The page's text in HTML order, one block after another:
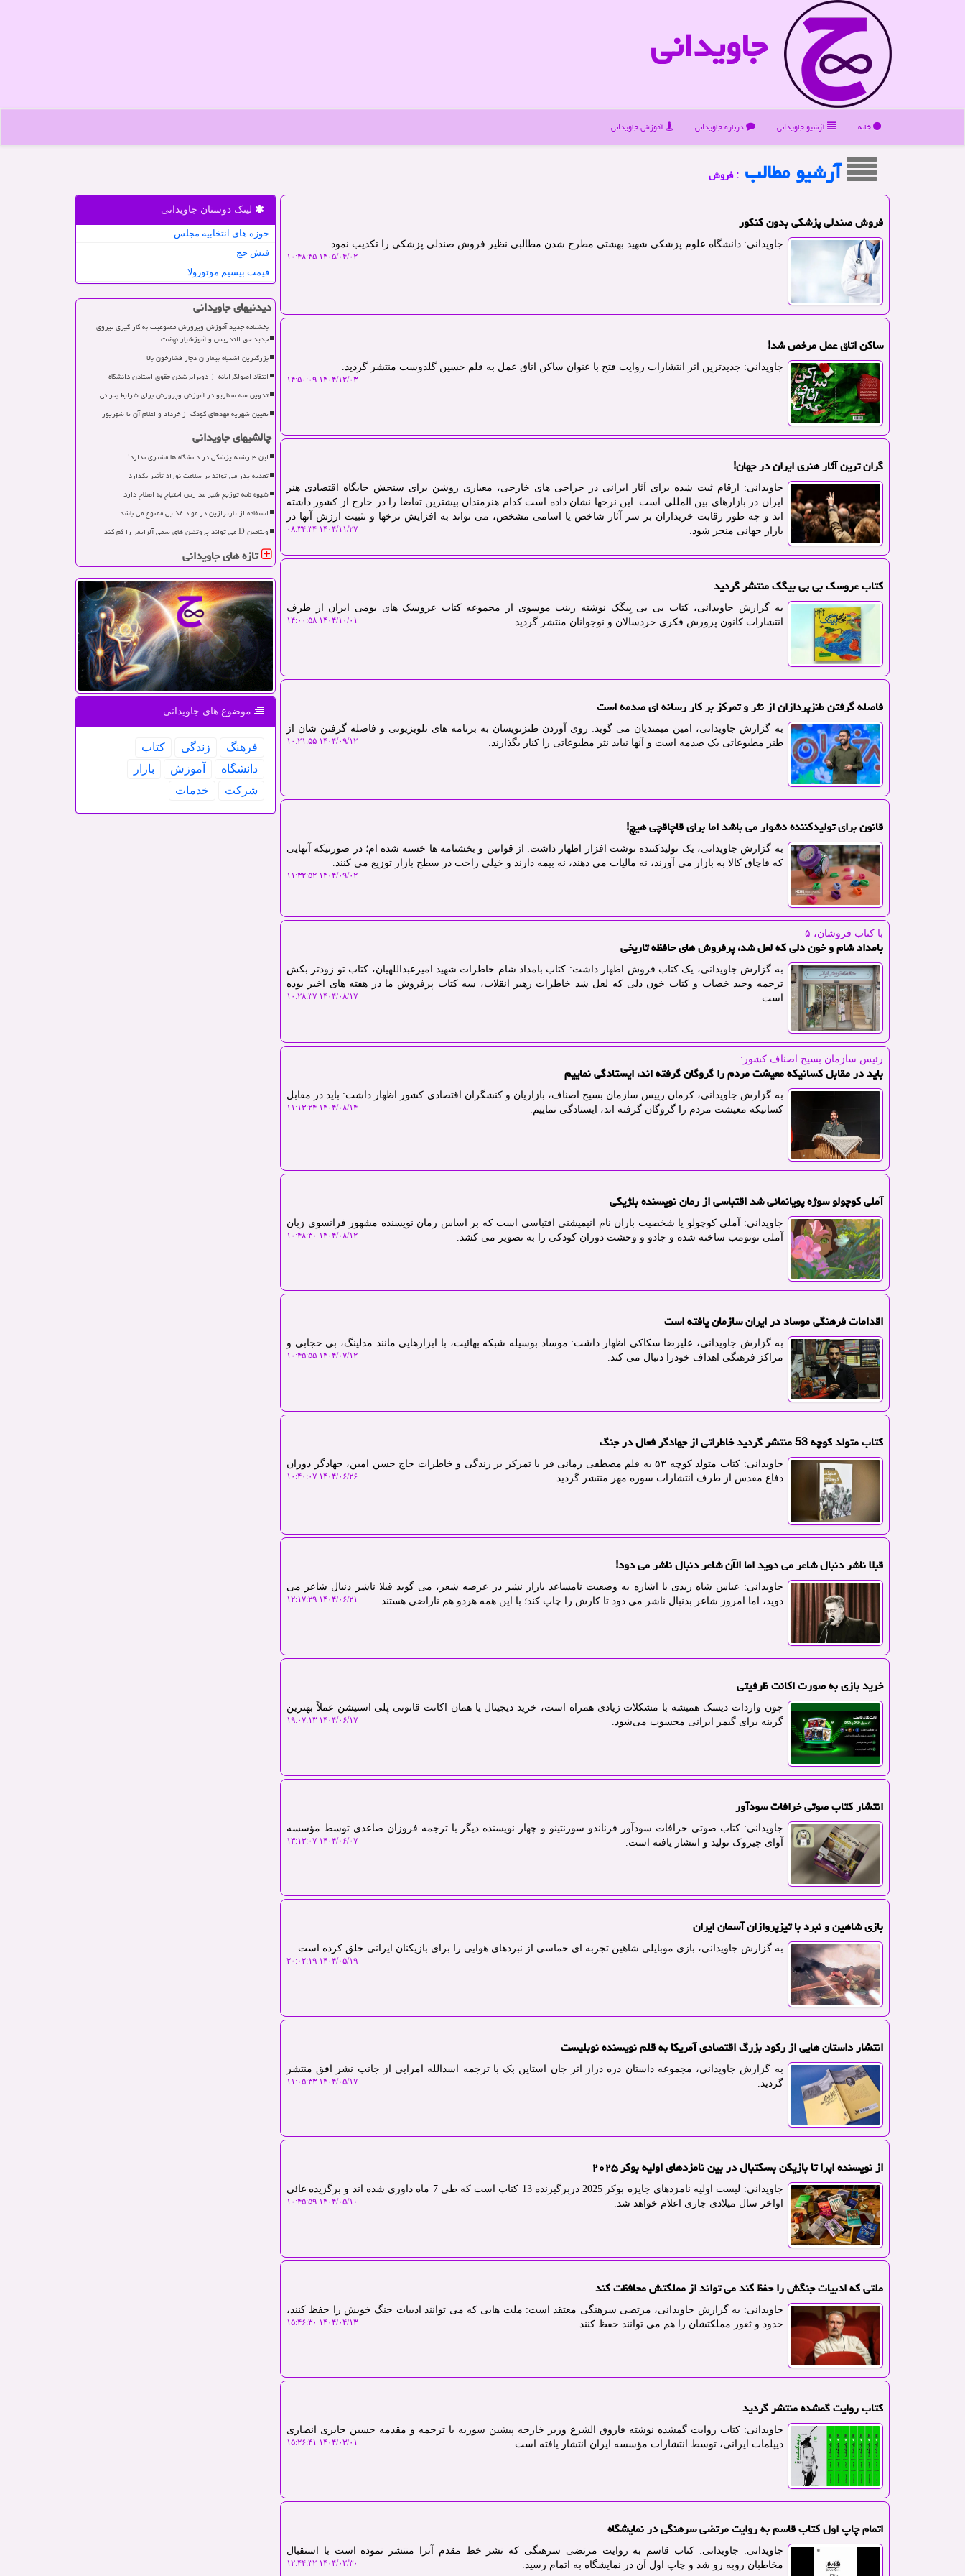
جاویدانی
خانه آرشیو جاویدانی درباره جاویدانی آموزش جاویدانی
آرشیو مطالب : فروش
فروش صندلی پزشکی بدون کنکور
جاویدانی: دانشگاه علوم پزشکی شهید بهشتی مطرح شدن مطالبی نظیر فروش صندلی پزشکی را تکذیب نمود.
۱۴۰۵/۰۴/۰۲ ۱۰:۴۸:۴۵
ساکن اتاق عمل مرخص شد!
جاویدانی: جدیدترین اثر انتشارات روایت فتح با عنوان ساکن اتاق عمل به قلم حسین گلدوست منتشر گردید.
۱۴۰۴/۱۲/۰۳ ۱۴:۵۰:۰۹
گران ترین آثار هنری ایران در جهان!
جاویدانی: ارقام ثبت شده برای آثار ایرانی در حراجی های خارجی، معیاری روشن برای سنجش جایگاه اقتصادی هنر
ایران در بازارهای بین المللی است. این نرخها نشان داده است کدام هنرمندان بیشترین تقاضا را در خارج از کشور داشته
اند و چه طور رقابت خریداران بر سر آثار شاخص یا اسامی مشخص، می تواند به افزایش نرخها و تثبیت ارزش آنها در
بازار جهانی منجر شود.
۱۴۰۴/۱۱/۲۷ ۰۸:۳۴:۳۴
کتاب عروسک بی بی بیگک منتشر گردید
به گزارش جاویدانی، کتاب بی بی بِیگَک نوشته زینب موسوی از مجموعه کتاب عروسک های بومی ایران از طرف
انتشارات کانون پرورش فکری خردسالان و نوجوانان منتشر گردید.
۱۴۰۴/۱۰/۰۱ ۱۴:۰۰:۵۸
فاصله گرفتن طنزپردازان از نثر و تمرکز بر کار رسانه ای صدمه است
به گزارش جاویدانی، امین میمندیان می گوید: روی آوردن طنزنویسان به برنامه های تلویزیونی و فاصله گرفتن شان از
طنز مطبوعاتی یک صدمه است و آنها نباید نثر مطبوعاتی را کنار بگذارند.
۱۴۰۴/۰۹/۱۲ ۱۰:۲۱:۵۵
قانون برای تولیدکننده دشوار می باشد اما برای قاچاقچی هیچ!
به گزارش جاویدانی، یک تولیدکننده نوشت افزار اظهار داشت: از قوانین و بخشنامه ها خسته شده ام؛ در صورتیکه آنهایی
که قاچاق کالا به بازار می آورند، نه مالیات می دهند، نه بیمه دارند و خیلی راحت در سطح بازار توزیع می کنند.
۱۴۰۴/۰۹/۰۲ ۱۱:۳۲:۵۲
با كتاب فروشان، ۵
بامداد شام و خون دلی که لعل شد، پرفروش های حافظه تاریخی
به گزارش جاویدانی، یک کتاب فروش اظهار داشت: کتاب بامداد شام خاطرات شهید امیرعبداللهیان، کتاب تو زودتر بکش
ترجمه وحید خضاب و کتاب خون دلی که لعل شد خاطرات رهبر انقلاب، سه کتاب پرفروش ما در هفته های اخیر بوده
است.
۱۴۰۴/۰۸/۱۷ ۱۰:۲۸:۳۷
رئیس سازمان بسیج اصناف كشور:
باید در مقابل کسانیکه معیشت مردم را گروگان گرفته اند، ایستادگی نماییم
به گزارش جاویدانی، کرمان رییس سازمان بسیج اصناف، بازاریان و کنشگران اقتصادی کشور اظهار داشت: باید در مقابل
کسانیکه معیشت مردم را گروگان گرفته اند، ایستادگی نماییم.
۱۴۰۴/۰۸/۱۴ ۱۱:۱۳:۲۴
آملی کوچولو سوژه پویانمائی شد اقتباسی از رمان نویسنده بلژیکی
جاویدانی: آملی کوچولو یا شخصیت باران نام انیمیشنی اقتباسی است که بر اساس رمان نویسنده مشهور فرانسوی زبان
آملی نوتومب ساخته شده و جادو و وحشت دوران کودکی را به تصویر می کشد.
۱۴۰۴/۰۸/۱۲ ۱۰:۴۸:۳۰
اقدامات فرهنگی موساد در ایران سازمان یافته است
به گزارش جاویدانی، علیرضا سکاکی اظهار داشت: موساد بوسیله شبکه بهائیت، با ابزارهایی مانند مدلینگ، بی حجابی و
مراکز فرهنگی اهداف خودرا دنبال می کند.
۱۴۰۴/۰۷/۱۲ ۱۰:۴۵:۵۵
کتاب متولد کوچه 53 منتشر گردید خاطراتی از جهادگر فعال در جنگ
جاویدانی: کتاب متولد کوچه ۵۳ به قلم مصطفی زمانی فر با تمرکز بر زندگی و خاطرات حاج حسن امین، جهادگر دوران
دفاع مقدس از طرف انتشارات سوره مهر منتشر گردید.
۱۴۰۴/۰۶/۲۶ ۱۰:۴۰:۰۷
قبلا ناشر دنبال شاعر می دوید اما الآن شاعر دنبال ناشر می دود!
جاویدانی: عباس شاه زیدی با اشاره به وضعیت نامساعد بازار نشر در عرصه شعر، می گوید قبلا ناشر دنبال شاعر می
دوید، اما امروز شاعر بدنبال ناشر می دود تا کارش را چاپ کند؛ با این همه هردو هم ناراضی هستند.
۱۴۰۴/۰۶/۲۱ ۱۲:۱۷:۲۹
خرید بازی به صورت اکانت ظرفیتی
چون واردات دیسک همیشه با مشکلات زیادی همراه است، خرید دیجیتال یا همان اکانت قانونی پلی استیشن عملاً بهترین
گزینه برای گیمر ایرانی محسوب می‌شود.
۱۴۰۴/۰۶/۱۷ ۱۹:۰۷:۱۳
انتشار کتاب صوتی خرافات سودآور
جاویدانی: کتاب صوتی خرافات سودآور فرناندو سورنتینو و چهار نویسنده دیگر با ترجمه فروزان صاعدی توسط مؤسسه
آوای چیروک تولید و انتشار یافته است.
۱۴۰۴/۰۶/۰۷ ۱۳:۱۳:۰۷
بازی شاهین و نبرد با تیزپروازان آسمان ایران
به گزارش جاویدانی، بازی موبایلی شاهین تجربه ای حماسی از نبردهای هوایی را برای بازیکنان ایرانی خلق کرده است.
۱۴۰۴/۰۵/۱۹ ۲۰:۰۲:۱۹
انتشار داستان هایی از رکود بزرگ اقتصادی آمریکا به قلم نویسنده نوبلیست
به گزارش جاویدانی، مجموعه داستان دره دراز اثر جان استاین بک با ترجمه اسدالله امرایی از جانب نشر افق منتشر
گردید.
۱۴۰۴/۰۵/۱۷ ۱۱:۰۵:۳۳
از نویسنده اپرا تا بازیکن بسکتبال در بین نامزدهای اولیه بوکر ۲۰۲۵
جاویدانی: لیست اولیه نامزدهای جایزه بوکر 2025 دربرگیرنده 13 کتاب است که طی 7 ماه داوری شده اند و برگزیده غائی
اواخر سال میلادی جاری اعلام خواهد شد.
۱۴۰۴/۰۵/۱۰ ۱۰:۴۵:۵۹
ملتی که ادبیات جنگش را حفظ کند می تواند از مملکتش محافظت کند
جاویدانی: به گزارش جاویدانی، مرتضی سرهنگی معتقد است: ملت هایی که می توانند ادبیات جنگ خویش را حفظ کنند،
حدود و ثغور مملکتشان را هم می توانند حفظ کنند.
۱۴۰۴/۰۴/۱۳ ۱۵:۴۶:۳۰
کتاب روایت گمشده منتشر گردید
جاویدانی: کتاب روایت گمشده نوشته فاروق الشرع وزیر خارجه پیشین سوریه با ترجمه و مقدمه حسین جابری انصاری
دیپلمات ایرانی، توسط انتشارات مؤسسه ایران انتشار یافته است.
۱۴۰۴/۰۳/۰۱ ۱۵:۲۶:۴۱
اتمام چاپ اول کتاب قاسم به روایت مرتضی سرهنگی در نمایشگاه
جاویدانی: جاویدانی: کتاب قاسم به روایت مرتضی سرهنگی که نشر خط مقدم آنرا منتشر نموده است با استقبال
مخاطبان روبه رو شد و چاپ اول آن در نمایشگاه به اتمام رسید.
۱۴۰۴/۰۲/۳۰ ۱۲:۴۴:۳۲
لینک دوستان جاویدانی
حوزه های انتخابیه مجلس
فیش حج
قیمت بیسیم موتورولا
دیدنیهای جاویدانی
بخشنامه جدید آموزش وپرورش ممنوعیت به کار گیری نیروی
جدید حق التدریس و آموزشیار نهضت
بزرگترین اشتباه بیماران دچار فشارخون بالا
انتقاد اصولگرایانه از دوبرابرشدن حقوق استادن دانشگاه
تدوین سه سناریو در آموزش وپرورش برای شرایط بحرانی
تعیین شهریه مهدهای کودک از خرداد و اعلام آن تا شهریور
چالشیهای جاویدانی
این ۳ رشته پزشکی در دانشگاه ها مشتری ندارد!
تغذیه پدر می تواند بر سلامت نوزاد تأثیر بگذارد
شیوه نامه توزیع شیر مدارس احتیاج به اصلاح دارد
استفاده از تارترازین در مواد غذایی ممنوع می باشد
ویتامین D می تواند پروتئین های سمی آلزایمر را کم کند
تازه های جاویدانی
موضوع های جاویدانی
فرهنگ زندگی
كتاب
دانشگاه
آموزش
بازار
شركت
خدمات